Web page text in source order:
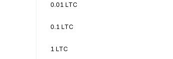
0.01 LTC
0.1 LTC
1 LTC